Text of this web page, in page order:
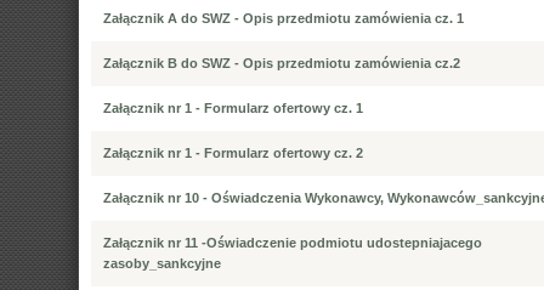
Załącznik A do SWZ - Opis przedmiotu zamówienia cz. 1
Załącznik B do SWZ - Opis przedmiotu zamówienia cz.2
Załącznik nr 1 - Formularz ofertowy cz. 1
Załącznik nr 1 - Formularz ofertowy cz. 2
Załącznik nr 10 - Oświadczenia Wykonawcy,
Załącznik nr 11 -Oświadczenie podmiotu udostepniajacego
zasoby_sankcyjne